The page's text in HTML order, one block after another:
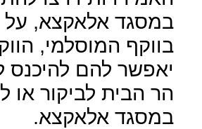
במסגד אלאקצא, על
בווקף המוסלמי,
יאפשר להם
הר הבית לביקור או
במסגד אלאקצא.